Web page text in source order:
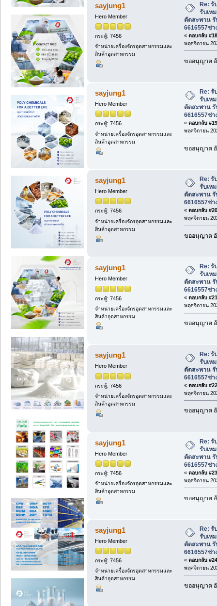
sayjung1
Hero Member
กระทู้: 7456
จำหน่ายเครื่องจักรอุตสาหกรรมและ
สินค้าอุตสาหกรรม
Re: รั
รับเห
ตัดสะพาน
6616557ช่
« ตอบกลับ
พฤศจิกายน
ขออนุญาต
sayjung1
Hero Member
กระทู้: 7456
จำหน่ายเครื่องจักรอุตสาหกรรมและ
สินค้าอุตสาหกรรม
Re: รั
รับเห
ตัดสะพาน
6616557ช่
« ตอบกลับ
พฤศจิกายน
ขออนุญาต
sayjung1
Hero Member
กระทู้: 7456
จำหน่ายเครื่องจักรอุตสาหกรรมและ
สินค้าอุตสาหกรรม
Re: รั
รับเห
ตัดสะพาน
6616557ช่
« ตอบกลับ
พฤศจิกายน
ขออนุญาต
sayjung1
Hero Member
กระทู้: 7456
จำหน่ายเครื่องจักรอุตสาหกรรมและ
สินค้าอุตสาหกรรม
Re: รั
รับเห
ตัดสะพาน
6616557ช่
« ตอบกลับ
พฤศจิกายน
ขออนุญาต
sayjung1
Hero Member
กระทู้: 7456
จำหน่ายเครื่องจักรอุตสาหกรรมและ
สินค้าอุตสาหกรรม
Re: รั
รับเห
ตัดสะพาน
6616557ช่
« ตอบกลับ
พฤศจิกายน
ขออนุญาต
sayjung1
Hero Member
กระทู้: 7456
จำหน่ายเครื่องจักรอุตสาหกรรมและ
สินค้าอุตสาหกรรม
Re: รั
รับเห
ตัดสะพาน
6616557ช่
« ตอบกลับ
พฤศจิกายน
ขออนุญาต
sayjung1
Hero Member
กระทู้: 7456
จำหน่ายเครื่องจักรอุตสาหกรรมและ
สินค้าอุตสาหกรรม
Re: รั
รับเห
ตัดสะพาน
6616557ช่
« ตอบกลับ
พฤศจิกายน
ขออนุญาต